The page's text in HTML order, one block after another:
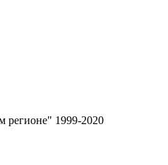
регионе" 1999-2020